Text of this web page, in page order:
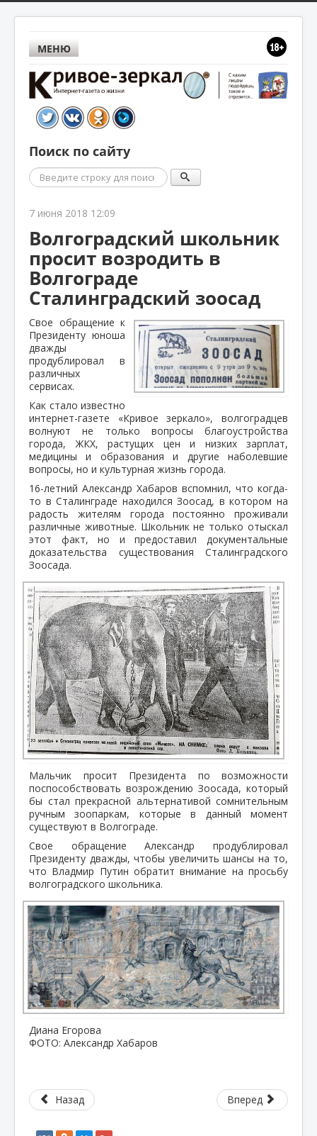
МЕНЮ
Поиск по сайту
Поиск
7 июня 2018 12:09
Волгоградский школьник
просит возродить в
Волгограде
Сталинградский зоосад
Свое обращение к
Президенту юноша
дважды
продублировал в
различных
сервисах.
Как стало известно
интернет-газете «Кривое зеркало», волгоградцев
волнуют не только вопросы благоустройства
города, ЖКХ, растущих цен и низких зарплат,
медицины и образования и другие наболевшие
вопросы, но и культурная жизнь города.
16-летний Александр Хабаров вспомнил, что когда-
то в Сталинграде находился Зоосад, в котором на
радость жителям города постоянно проживали
различные животные. Школьник не только отыскал
этот факт, но и предоставил документальные
доказательства существования Сталинградского
Зоосада.
Мальчик просит Президента по возможности
поспособствовать возрождению Зоосада, который
бы стал прекрасной альтернативой сомнительным
ручным зоопаркам, которые в данный момент
существуют в Волгограде.
Свое обращение Александр продублировал
Президенту дважды, чтобы увеличить шансы на то,
что Владмир Путин обратит внимание на просьбу
волгоградского школьника.
Диана Егорова
ФОТО: Александр Хабаров
Назад Вперед